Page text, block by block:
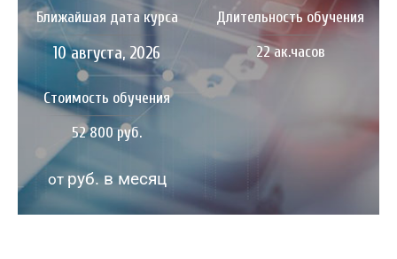
Ближайшая дата курса
10 августа, 2026
Длительность обучения
22 ак.часов
Стоимость обучения
52 800 руб.
от руб. в месяц